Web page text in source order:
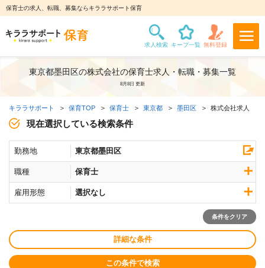
保育士の求人、転職、募集ならキララサポート保育
東京都墨田区の株式会社の保育士求人・転職・募集一覧
8月8日 更新
キララサポート 保育TOP 保育士 東京都 墨田区 株式会社求人
現在選択している検索条件
勤務地 東京都墨田区
職種 保育士
雇用形態 選択なし
条件をクリア
詳細な条件
この条件で検索